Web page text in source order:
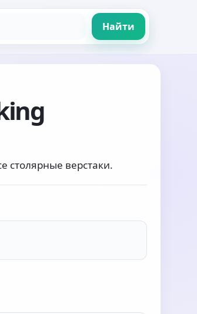
Найти
столярные верстаки.